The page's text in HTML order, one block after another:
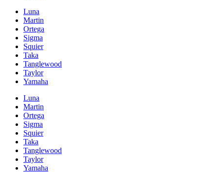
Luna
Martin
Ortega
Sigma
Squier
Taka
Tanglewood
Taylor
Yamaha
Luna
Martin
Ortega
Sigma
Squier
Taka
Tanglewood
Taylor
Yamaha